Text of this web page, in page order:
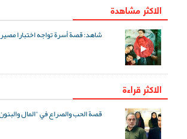
الاكثر مشاهدة
شاهد: قصة أسرة تواجه اختبارا
الاكثر قراءة
قصة الحب والصراع في "المال